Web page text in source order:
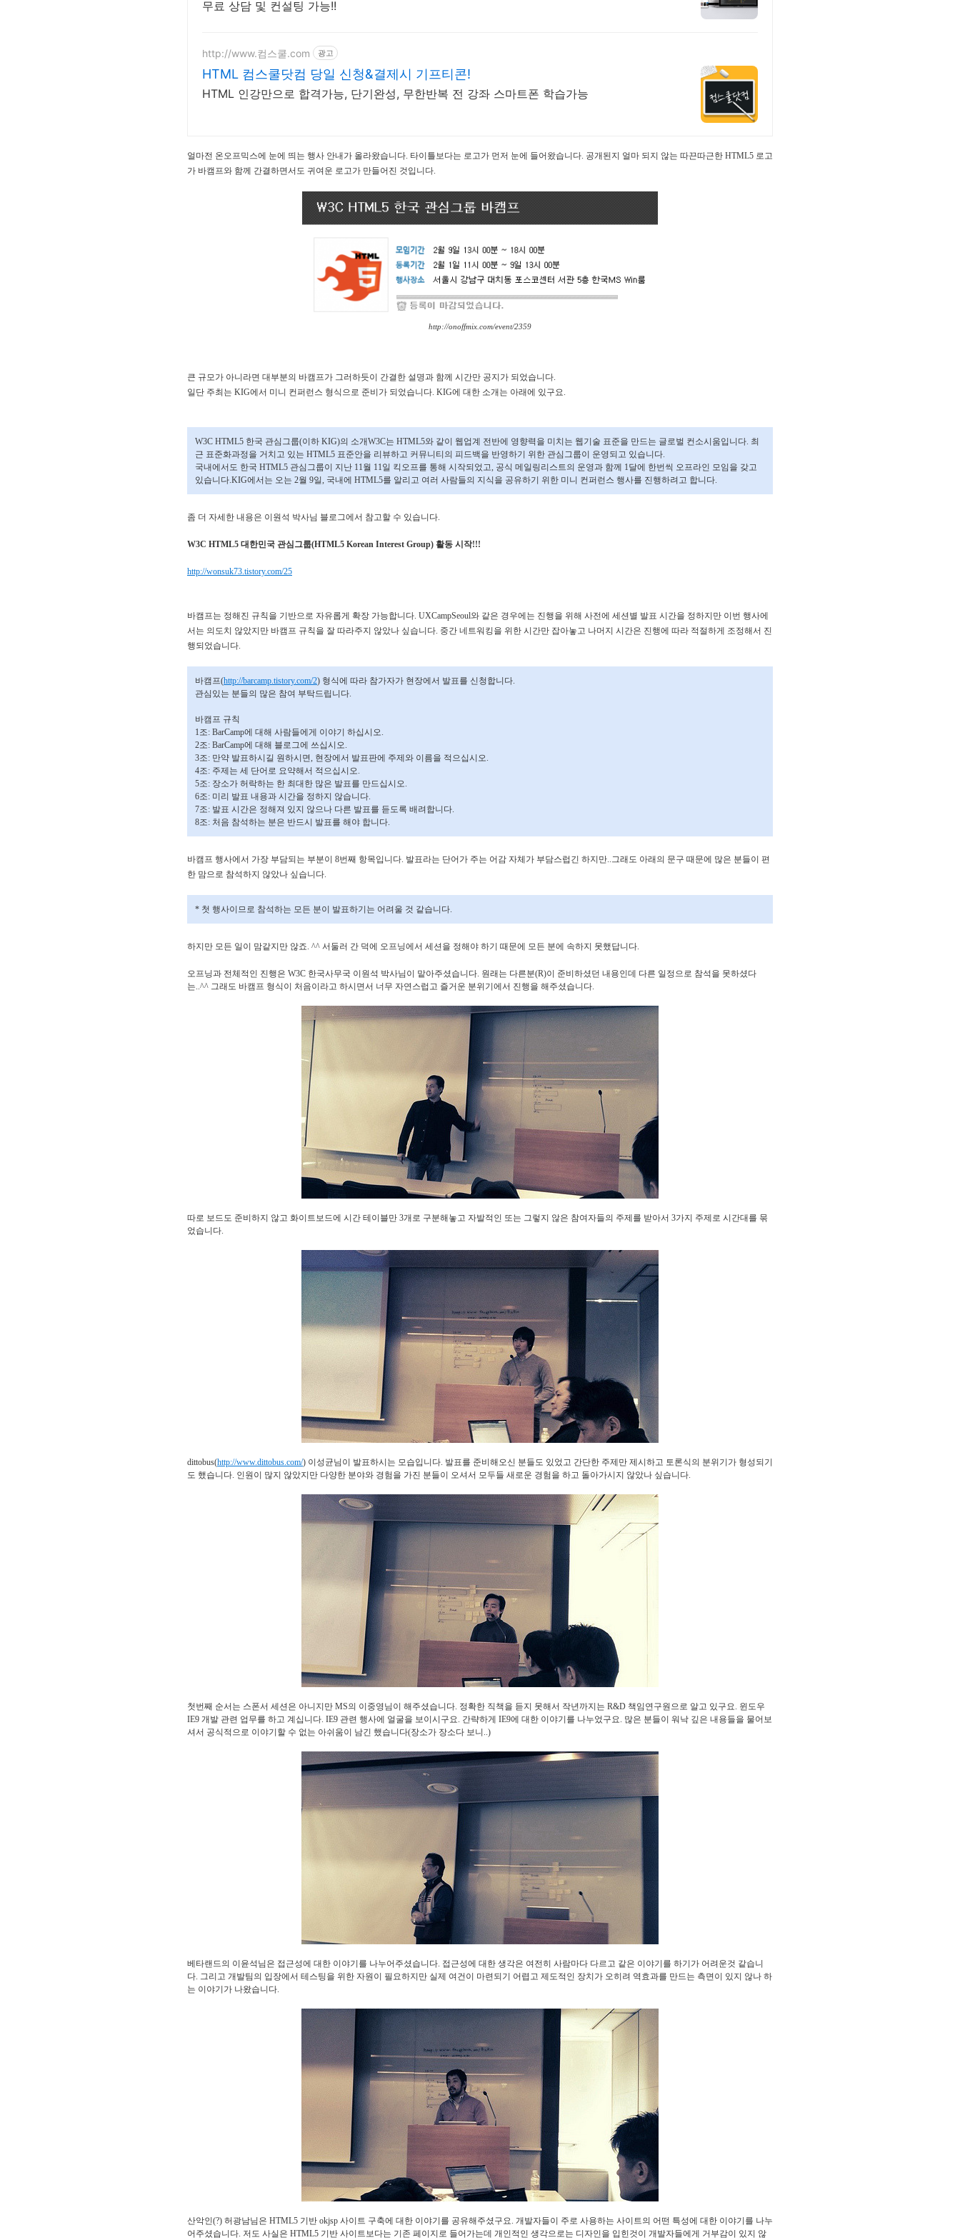
무료 상담 및 컨설팅 가능!!
http://www.컴스쿨.com 광고
HTML 컴스쿨닷컴 당일 신청&결제시 기프티콘!
HTML 인강만으로 합격가능, 단기완성, 무한반복 전 강좌 스마트폰 학습가능
얼마전 온오프믹스에 눈에 띄는 행사 안내가 올라왔습니다. 타이틀보다는 로고가 먼저 눈에 들어왔습니다. 공개된지 얼마 되지 않는 따끈따근한 HTML5 로고
가 바캠프와 함께 간결하면서도 귀여운 로고가 만들어진 것입니다.
http://onoffmix.com/event/2359
큰 규모가 아니라면 대부분의 바캠프가 그러하듯이 간결한 설명과 함께 시간만 공지가 되었습니다.
일단 주최는 KIG에서 미니 컨퍼런스 형식으로 준비가 되었습니다. KIG에 대한 소개는 아래에 있구요.
W3C HTML5 한국 관심그룹(이하 KIG)의 소개W3C는 HTML5와 같이 웹업계 전반에 영향력을 미치는 웹기술 표준을 만드는 글로벌 컨소시움입니다. 최
근 표준화과정을 거치고 있는 HTML5 표준안을 리뷰하고 커뮤니티의 피드백을 반영하기 위한 관심그룹이 운영되고 있습니다.
국내에서도 한국 HTML5 관심그룹이 지난 11월 11일 킥오프를 통해 시작되었고, 공식 메일링리스트의 운영과 함께 1달에 한번씩 오프라인 모임을 갖고
있습니다.KIG에서는 오는 2월 9일, 국내에 HTML5를 알리고 여러 사람들의 지식을 공유하기 위한 미니 컨퍼런스 행사를 진행하려고 합니다.
좀 더 자세한 내용은 이원석 박사님 블로그에서 참고할 수 있습니다.
W3C HTML5 대한민국 관심그룹(HTML5 Korean Interest Group) 활동 시작!!!
http://wonsuk73.tistory.com/25
바캠프는 정해진 규칙을 기반으로 자유롭게 확장 가능합니다. UXCampSeoul와 같은 경우에는 진행을 위해 사전에 세션별 발표 시간을 정하지만 이번 행사에
서는 의도치 않았지만 바캠프 규칙을 잘 따라주지 않았나 싶습니다. 중간 네트워킹을 위한 시간만 잡아놓고 나머지 시간은 진행에 따라 적절하게 조정해서 진
행되었습니다.
바캠프(http://barcamp.tistory.com/2) 형식에 따라 참가자가 현장에서 발표를 신청합니다.
관심있는 분들의 많은 참여 부탁드립니다.
바캠프 규칙
1조: BarCamp에 대해 사람들에게 이야기 하십시오.
2조: BarCamp에 대해 블로그에 쓰십시오.
3조: 만약 발표하시길 원하시면, 현장에서 발표판에 주제와 이름을 적으십시오.
4조: 주제는 세 단어로 요약해서 적으십시오.
5조: 장소가 허락하는 한 최대한 많은 발표를 만드십시오.
6조: 미리 발표 내용과 시간을 정하지 않습니다.
7조: 발표 시간은 정해져 있지 않으나 다른 발표를 듣도록 배려합니다.
8조: 처음 참석하는 분은 반드시 발표를 해야 합니다.
바캠프 행사에서 가장 부담되는 부분이 8번째 항목입니다. 발표라는 단어가 주는 어감 자체가 부담스럽긴 하지만..그래도 아래의 문구 때문에 많은 분들이 편
한 맘으로 참석하지 않았나 싶습니다.
* 첫 행사이므로 참석하는 모든 분이 발표하기는 어려울 것 같습니다.
하지만 모든 일이 맘같지만 않죠. ^^ 서둘러 간 덕에 오프닝에서 세션을 정해야 하기 때문에 모든 분에 속하지 못했답니다.
오프닝과 전체적인 진행은 W3C 한국사무국 이원석 박사님이 맡아주셨습니다. 원래는 다른분(R)이 준비하셨던 내용인데 다른 일정으로 참석을 못하셨다
는..^^ 그래도 바캠프 형식이 처음이라고 하시면서 너무 자연스럽고 즐거운 분위기에서 진행을 해주셨습니다.
따로 보드도 준비하지 않고 화이트보드에 시간 테이블만 3개로 구분해놓고 자발적인 또는 그렇지 않은 참여자들의 주제를 받아서 3가지 주제로 시간대를 묶
었습니다.
dittobus(http://www.dittobus.com/) 이성균님이 발표하시는 모습입니다. 발표를 준비해오신 분들도 있었고 간단한 주제만 제시하고 토론식의 분위기가 형성되기
도 했습니다. 인원이 많지 않았지만 다양한 분야와 경험을 가진 분들이 오셔서 모두들 새로운 경험을 하고 돌아가시지 않았나 싶습니다.
첫번째 순서는 스폰서 세션은 아니지만 MS의 이중영님이 해주셨습니다. 정확한 직책을 듣지 못해서 작년까지는 R&D 책임연구원으로 알고 있구요. 윈도우
IE9 개발 관련 업무를 하고 계십니다. IE9 관련 행사에 얼굴을 보이시구요. 간략하게 IE9에 대한 이야기를 나누었구요. 많은 분들이 워낙 깊은 내용들을 물어보
셔서 공식적으로 이야기할 수 없는 아쉬움이 남긴 했습니다(장소가 장소다 보니..)
베타랜드의 이윤석님은 접근성에 대한 이야기를 나누어주셨습니다. 접근성에 대한 생각은 여전히 사람마다 다르고 같은 이야기를 하기가 어려운것 같습니
다. 그리고 개발팀의 입장에서 테스팅을 위한 자원이 필요하지만 실제 여건이 마련되기 어렵고 제도적인 장치가 오히려 역효과를 만드는 측면이 있지 않나 하
는 이야기가 나왔습니다.
산악인(?) 허광남님은 HTML5 기반 okjsp 사이트 구축에 대한 이야기를 공유해주셨구요. 개발자들이 주로 사용하는 사이트의 어떤 특성에 대한 이야기를 나누
어주셨습니다. 저도 사실은 HTML5 기반 사이트보다는 기존 페이지로 들어가는데 개인적인 생각으로는 디자인을 입힌것이 개발자들에게 거부감이 있지 않